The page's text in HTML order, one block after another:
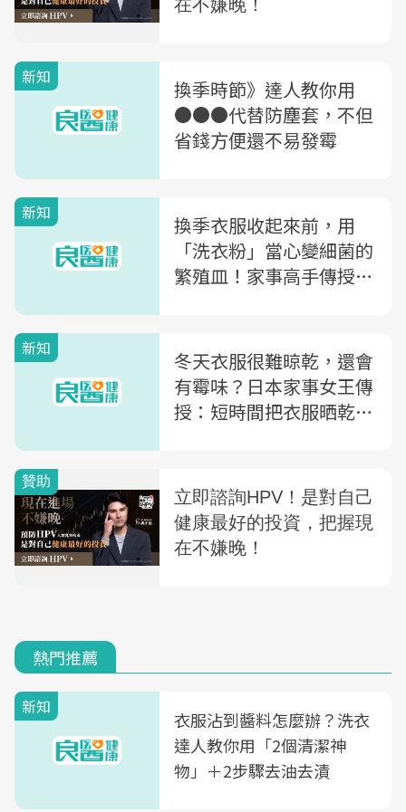
新知
換季時節》達人教你用
●●●代替防塵套，不但
省錢方便還不易發霉
新知
換季衣服收起來前，用
「洗衣粉」當心變細菌的
繁殖皿！家事高手傳授：
新知
冬天衣服很難晾乾，還會
有霉味？日本家事女王傳
授：短時間把衣服晒乾的
熱門推薦
新知
衣服沾到醬料怎麼辦？洗衣
達人教你用「2個清潔神
物」＋2步驟去油去漬